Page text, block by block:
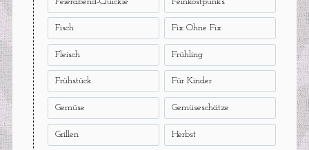
Fisch Fix Ohne Fix
Fleisch Frühling
Frühstück Für Kinder
Gemüse Gemüseschätze
Grillen Herbst